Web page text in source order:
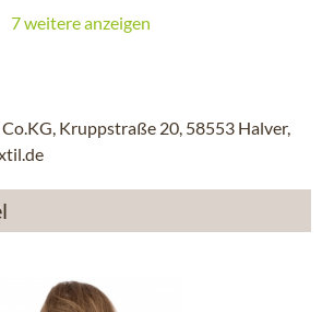
7 weitere anzeigen
Kruppstraße 20, 58553 Halver,